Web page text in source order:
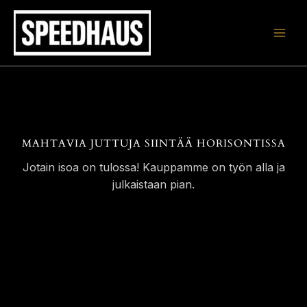
Siirry
sisältöön
MAHTAVIA JUTTUJA SIINTÄÄ HORISONTISSA
Jotain isoa on tulossa! Kauppamme on työn alla ja
julkaistaan pian.